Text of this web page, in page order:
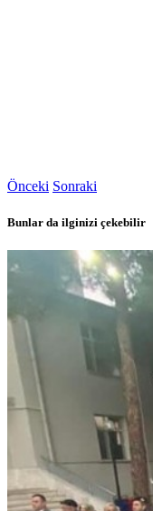
Önceki Sonraki
Bunlar da ilginizi çekebilir